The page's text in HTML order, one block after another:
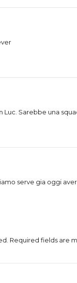
Luc. Sarebbe una
serve gia oggi
Required fields are